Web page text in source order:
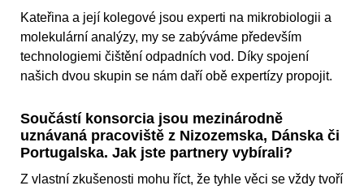
Kateřina a její kolegové jsou experti na mikrobiologii a
molekulární analýzy, my se zabýváme především
technologiemi čištění odpadních vod. Díky spojení
našich dvou skupin se nám daří obě expertízy propojit.
Součástí konsorcia jsou mezinárodně
uznávaná pracoviště z Nizozemska, Dánska či
Portugalska. Jak jste partnery vybírali?
Z vlastní zkušenosti mohu říct, že tyhle věci se vždy tvoří